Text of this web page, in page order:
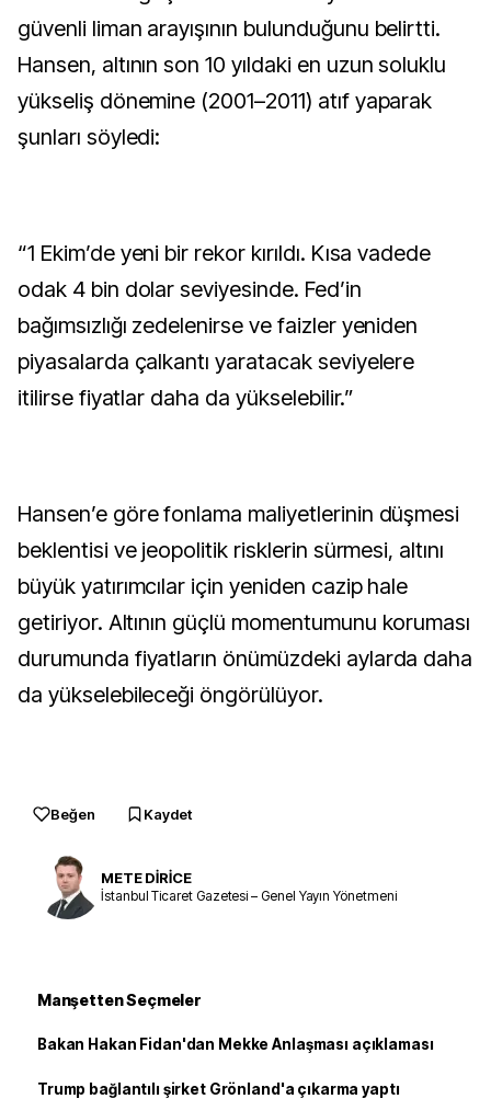
güvenli liman arayışının bulunduğunu belirtti.
Hansen, altının son 10 yıldaki en uzun soluklu
yükseliş dönemine (2001–2011) atıf yaparak
şunları söyledi:
“1 Ekim’de yeni bir rekor kırıldı. Kısa vadede
odak 4 bin dolar seviyesinde. Fed’in
bağımsızlığı zedelenirse ve faizler yeniden
piyasalarda çalkantı yaratacak seviyelere
itilirse fiyatlar daha da yükselebilir.”
Hansen’e göre fonlama maliyetlerinin düşmesi
beklentisi ve jeopolitik risklerin sürmesi, altını
büyük yatırımcılar için yeniden cazip hale
getiriyor. Altının güçlü momentumunu koruması
durumunda fiyatların önümüzdeki aylarda daha
da yükselebileceği öngörülüyor.
Beğen Kaydet
METE DİRİCE
İstanbul Ticaret Gazetesi – Genel Yayın Yönetmeni
Manşetten Seçmeler
Bakan Hakan Fidan'dan Mekke Anlaşması açıklaması
Trump bağlantılı şirket Grönland'a çıkarma yaptı